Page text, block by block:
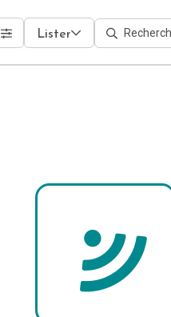
Lister